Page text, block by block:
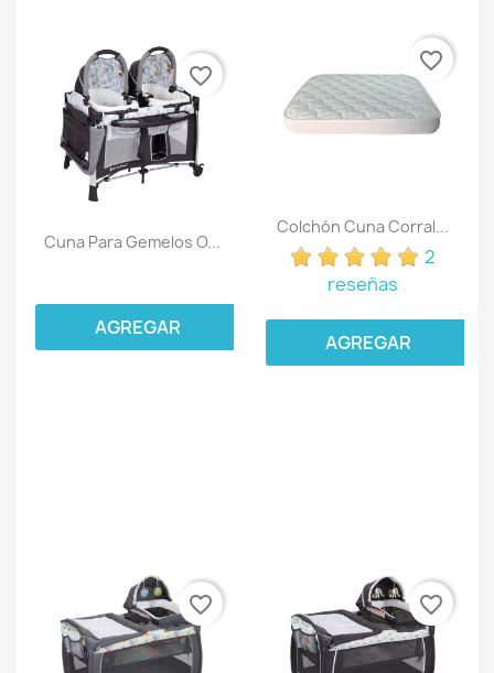
Cuna Para Gemelos O...
AGREGAR
favorite_border
Colchón Cuna Corral...
2
reseñas
AGREGAR
favorite_border
favorite_border favorite_border